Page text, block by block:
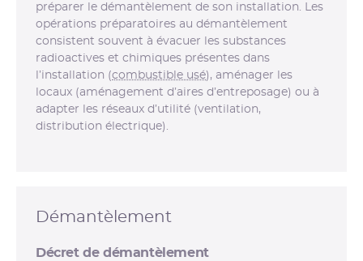
préparer le démantèlement de son installation. Les
opérations préparatoires au démantèlement
consistent souvent à évacuer les substances
radioactives et chimiques présentes dans
l’installation (combustible usé), aménager les
locaux (aménagement d’aires d’entreposage) ou à
adapter les réseaux d’utilité (ventilation,
distribution électrique).
Démantèlement
Décret de démantèlement